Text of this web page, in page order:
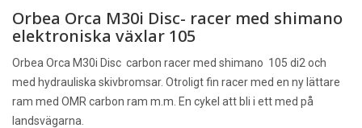
Orbea Orca M30i Disc- racer med shimano
elektroniska växlar 105
Orbea Orca M30i Disc carbon racer med shimano 105 di2 och
med hydrauliska skivbromsar. Otroligt fin racer med en ny lättare
ram med OMR carbon ram m.m. En cykel att bli i ett med på
landsvägarna.